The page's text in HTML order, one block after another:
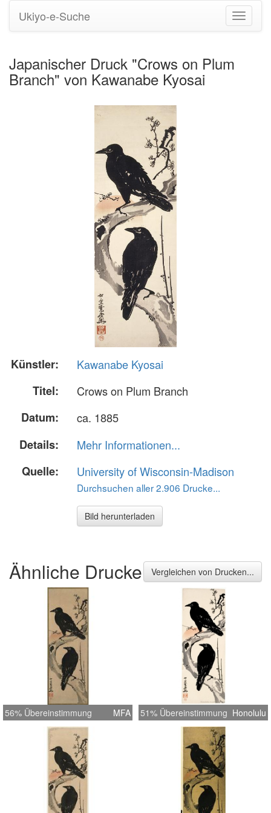
Ukiyo-e-Suche
Japanischer Druck "Crows on Plum
Branch" von Kawanabe Kyosai
Künstler:
Kawanabe Kyosai
Titel:
Crows on Plum Branch
Datum:
ca. 1885
Details:
Mehr Informationen...
Quelle:
University of Wisconsin-Madison
Durchsuchen aller 2.906 Drucke...
Bild herunterladen
Ähnliche Drucke Vergleichen von Drucken...
56% Übereinstimmung MFA 51% Übereinstimmung Honolulu